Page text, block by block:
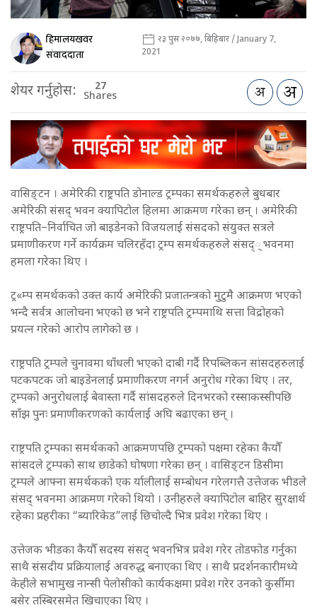
हिमालयखवर
संवाददाता
२३ पुस २०७७, बिहिबार / January 7,
2021
शेयर गर्नुहोस: 27
Shares
वासिङ्टन । अमेरिकी राष्ट्रपति डोनाल्ड ट्रम्पका समर्थकहरुले बुधबार
अमेरिकी संसद् भवन क्यापिटोल हिलमा आक्रमण गरेका छन् । अमेरिकी
राष्ट्रपति–निर्वाचित जो बाइडेनको विजयलाई संसदको संयुक्त सत्रले
प्रमाणीकरण गर्ने कार्यक्रम चलिरहँदा ट्रम्प समर्थकहरुले संसद्् भवनमा
हमला गरेका थिए ।
ट्र«म्प समर्थकको उक्त कार्य अमेरिकी प्रजातन्त्रको मुटुमै आक्रमण भएको
भन्दै सर्वत्र आलोचना भएको छ भने राष्ट्रपति ट्रम्पमाथि सत्ता विद्रोहको
प्रयत्न गरेको आरोप लागेको छ ।
राष्ट्रपति ट्रम्पले चुनावमा धाँधली भएको दाबी गर्दै रिपब्लिकन सांसदहरुलाई
पटकपटक जो बाइडेनलाई प्रमाणीकरण नगर्न अनुरोध गरेका थिए । तर,
ट्रम्पको अनुरोधलाई बेवास्ता गर्दै सांसदहरुले दिनभरको रस्साकस्सीपछि
साँझ पुनः प्रमाणीकरणको कार्यलाई अघि बढाएका छन् ।
राष्ट्रपति ट्रम्पका समर्थकको आक्रमणपछि ट्रम्पको पक्षमा रहेका कैयौँ
सांसदले ट्रम्पको साथ छाडेको घोषणा गरेका छन् । वासिङ्टन डिसीमा
ट्रम्पले आफ्ना समर्थकको एक र्यालीलाई सम्बोधन गरेलगत्तै उत्तेजक भीडले
संसद् भवनमा आक्रमण गरेको थियो । उनीहरुले क्यापिटोल बाहिर सुरक्षार्थ
रहेका प्रहरीका “ब्यारिकेड”लाई छिचोल्दै भित्र प्रवेश गरेका थिए ।
उत्तेजक भीडका कैयौँ सदस्य संसद् भवनभित्र प्रवेश गरेर तोडफोड गर्नुका
साथै संसदीय प्रक्रियालाई अवरुद्ध बनाएका थिए । साथै प्रदर्शनकारीमध्ये
केहीले सभामुख नान्सी पेलोसीको कार्यकक्षमा प्रवेश गरेर उनको कुर्सीमा
बसेर तस्बिरसमेत खिचाएका थिए ।